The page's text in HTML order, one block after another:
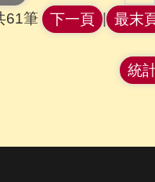
61筆
下一頁 | 最末
統